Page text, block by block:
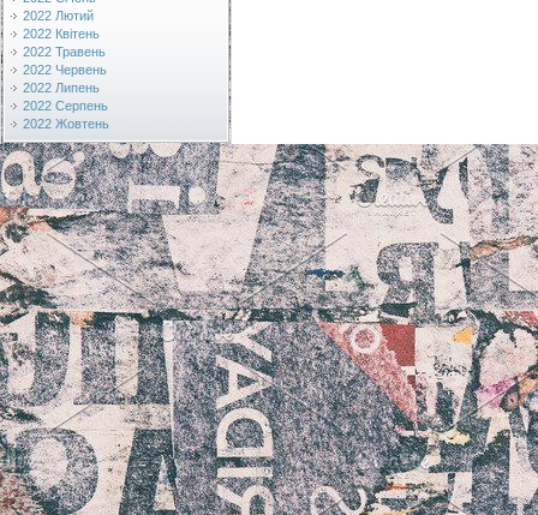
2022 Лютий
2022 Квітень
2022 Травень
2022 Червень
2022 Липень
2022 Серпень
2022 Жовтень